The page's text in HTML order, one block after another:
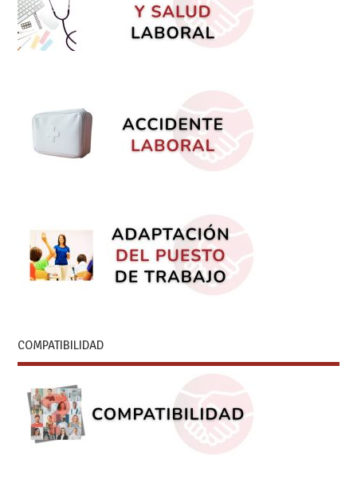
COMPATIBILIDAD